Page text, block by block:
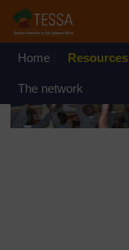
Passer au contenu
OpenLearn
August 2026
Home Resources
The network